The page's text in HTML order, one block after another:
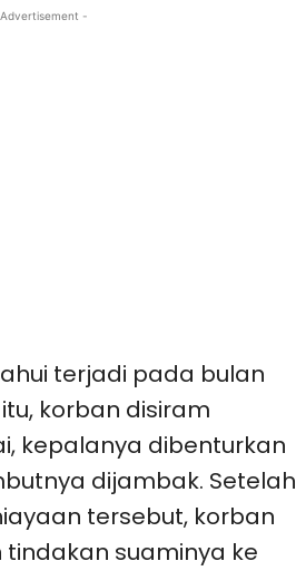
-
terjadi pada bulan
korban disiram
kepalanya dibenturkan
dijambak. Setelah
tersebut, korban
suaminya ke